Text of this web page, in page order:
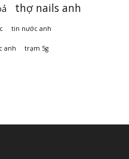
thợ nails anh
tin nước anh
anh trạm 5g